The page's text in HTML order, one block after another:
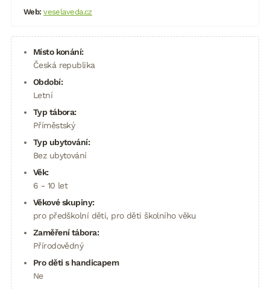
Web: veselaveda.cz
Místo konání:
Česká republika
Období:
Letní
Typ tábora:
Příměstský
Typ ubytování:
Bez ubytování
Věk:
6 - 10 let
Věkové skupiny:
pro předškolní děti, pro děti školního věku
Zaměření tábora:
Přírodovědný
Pro děti s handicapem
Ne